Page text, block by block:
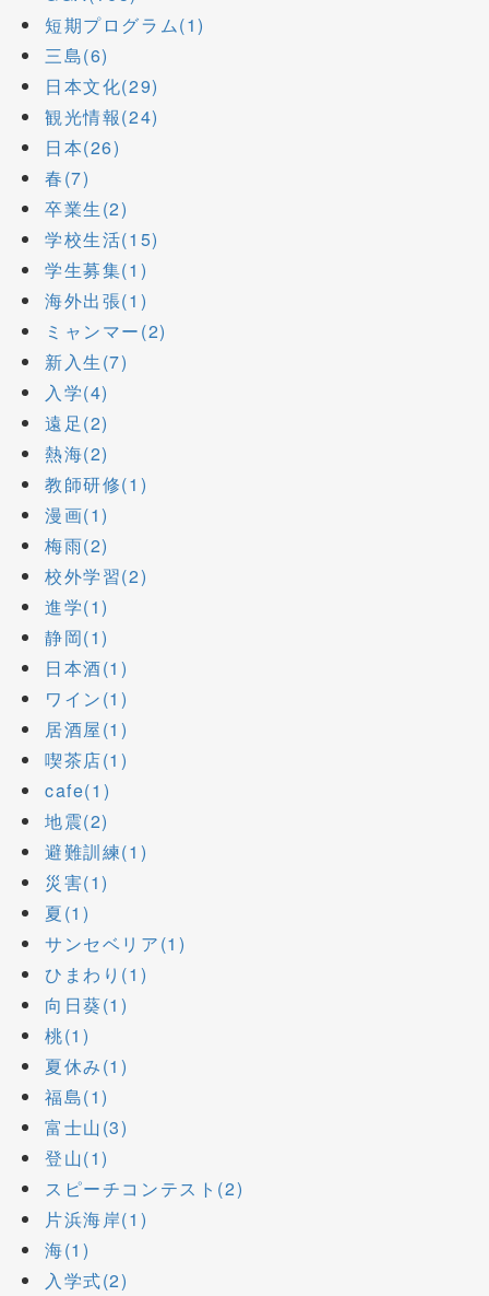
短期プログラム(1)
三島(6)
日本文化(29)
観光情報(24)
日本(26)
春(7)
卒業生(2)
学校生活(15)
学生募集(1)
海外出張(1)
ミャンマー(2)
新入生(7)
入学(4)
遠足(2)
熱海(2)
教師研修(1)
漫画(1)
梅雨(2)
校外学習(2)
進学(1)
静岡(1)
日本酒(1)
ワイン(1)
居酒屋(1)
喫茶店(1)
cafe(1)
地震(2)
避難訓練(1)
災害(1)
夏(1)
サンセベリア(1)
ひまわり(1)
向日葵(1)
桃(1)
夏休み(1)
福島(1)
富士山(3)
登山(1)
スピーチコンテスト(2)
片浜海岸(1)
海(1)
入学式(2)